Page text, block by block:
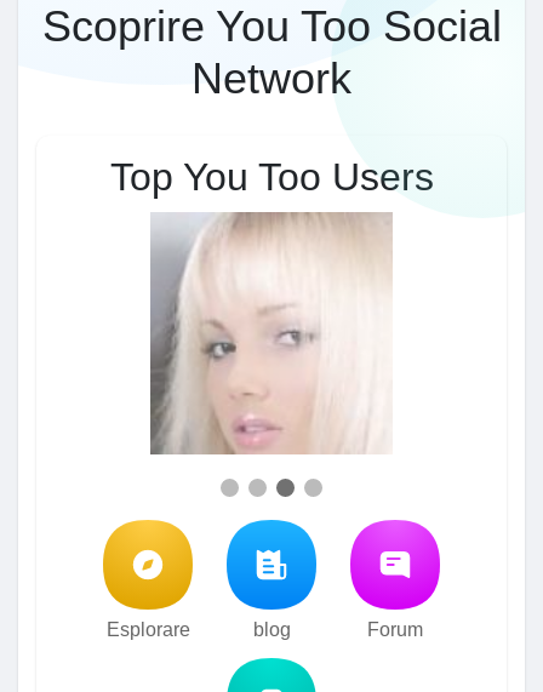
Scoprire You Too Social
Network
Top You Too Users
Esplorare blog Forum